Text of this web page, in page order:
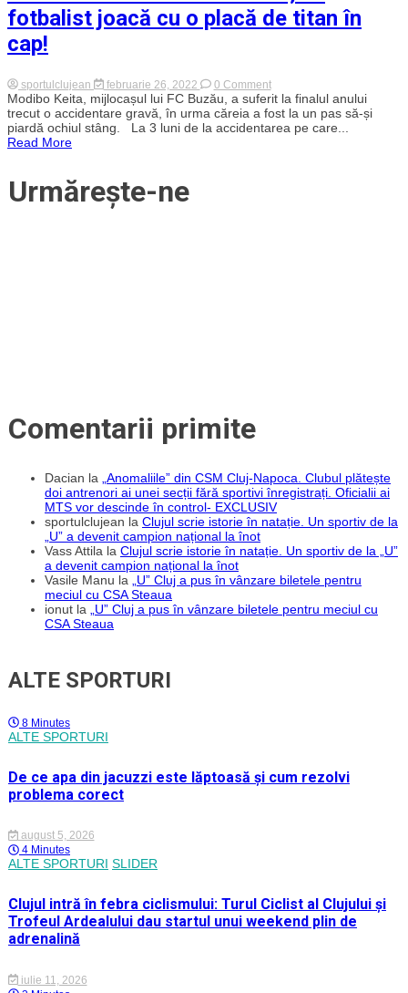
fotbalist joacă cu o placă de titan în
cap!
sportulclujean februarie 26, 2022 0 Commenton
Salvat
miraculos
de
la
Modibo Keita, mijlocașul lui FC Buzău, a suferit la finalul anului
trecut o accidentare gravă, în urma căreia a fost la un pas să-și
piardă ochiul stâng. La 3 luni de la accidentarea pe care...
Read More
Urmărește-ne
Comentarii primite
Dacian la
„Anomaliile” din CSM Cluj-Napoca. Clubul plătește
doi antrenori ai unei secții fără sportivi înregistrați. Oficialii ai
MTS vor descinde în control- EXCLUSIV
sportulclujean la Clujul scrie istorie în natație. Un sportiv de la
„U” a devenit campion național la înot
Vass Attila la Clujul scrie istorie în natație. Un sportiv de la „U”
a devenit campion național la înot
Vasile Manu la
„U” Cluj a pus în vânzare biletele pentru
meciul cu CSA Steaua
ionut la
„U” Cluj a pus în vânzare biletele pentru meciul cu
CSA Steaua
ALTE SPORTURI
8 Minutes
ALTE SPORTURI
De ce apa din jacuzzi este lăptoasă și cum rezolvi
problema corect
august 5, 2026
4 Minutes
ALTE SPORTURI SLIDER
Clujul intră în febra ciclismului: Turul Ciclist al Clujului și
Trofeul Ardealului dau startul unui weekend plin de
adrenalină
iulie 11, 2026